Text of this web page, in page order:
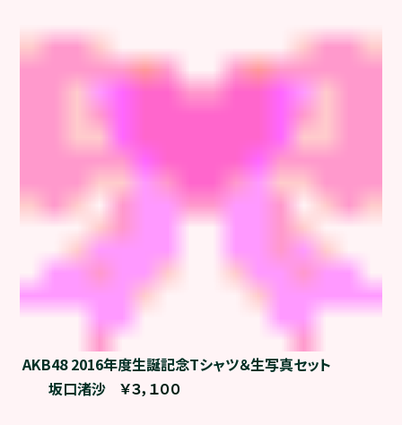
AKB48 2016年度生誕記念Tシャツ＆生写真セット
坂口渚沙
￥３，１００